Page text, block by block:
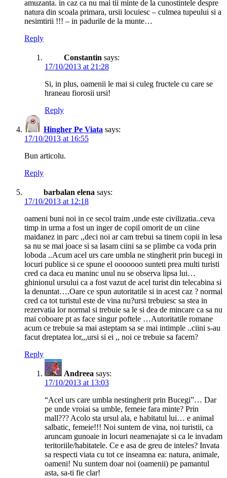
amuzanta. in caz ca nu mai tii minte de la cunostintele despre
natura din scoala primara, ursii locuiesc – culmea tupeului si a
nesimtirii !!! – in padurile de la munte…
Reply
Constantin says:
17/10/2013 at 21:28
Si, in plus, oamenii le mai si culeg fructele cu care se
hraneau fiorosii ursi!
Reply
Hingher Pe Viata says:
17/10/2013 at 16:55
Bun articolu.
Reply
barbalan elena says:
17/10/2013 at 12:18
oameni buni noi in ce secol traim ,unde este civilizatia..ceva
timp in urma a fost un inger de copil omorit de un ciine
maidanez in parc ,,deci noi ar cam trebui sa tinem copii in lesa
sa nu se mai joace si sa lasam ciini sa se plimbe ca voda prin
loboda ..Acum acel urs care umbla ne stingherit prin bucegi in
locuri publice si ce spune el ooooooo sunteti prea multi turisti
cred ca daca eu maninc unul nu se observa lipsa lui…
ghinionul ursului ca a fost vazut de acel turist din telecabina si
la denuntat….Oare ce spun autoritatile si in acest caz ? normal
cred ca tot turistul este de vina nu?ursi trebuiesc sa stea in
rezervatia lor normal si trebuie sa le si dea de mincare ca sa nu
mai coboare pt as face singur poftele …Autoritatile romane
acum ce trebuie sa mai asteptam sa se mai intimple ..ciini s-au
facut dreptatea lor,,,ursi si ei ,, noi ce trebuie sa facem?
Reply
Andreea says:
17/10/2013 at 13:03
“Acel urs care umbla nestingherit prin Bucegi”… Dar
pe unde vroiai sa umble, femeie fara minte? Prin
mall??? Acolo sta ursul ala, e habitatul lui… e animal
salbatic, femeie!!! Noi suntem de vina, noi turistii, ca
aruncam gunoaie in locuri neamenajate si ca le invadam
teritoriile/habitatele. Ce e asa de greu de inteles? Invata
sa respecti viata cu tot ce inseamna ea: natura, animale,
oameni! Nu suntem doar noi (oamenii) pe pamantul
asta, sa-ti fie clar!